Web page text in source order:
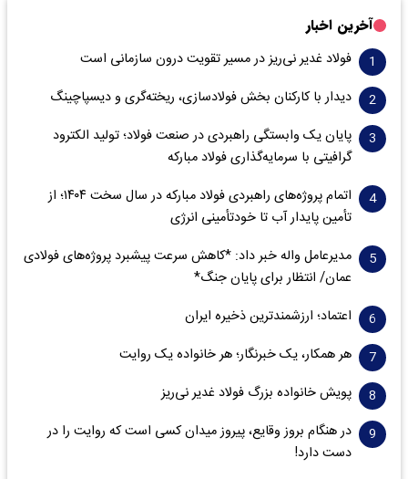
آخرین اخبار
فولاد غدیر نی‌ریز در مسیر تقویت درون سازمانی است
دیدار با کارکنان بخش فولادسازی، ریخته‌گری و دیسپاچینگ
پایان یک وابستگی راهبردی در صنعت فولاد؛ تولید الکترود
گرافیتی با سرمایه‌گذاری فولاد مبارکه
اتمام پروژه‌های راهبردی فولاد مبارکه در سال سخت ۱۴۰۴؛ از
تأمین پایدار آب تا خودتأمینی انرژی
مدیرعامل واله خبر داد: *کاهش سرعت پیشبرد پروژه‌های فولادی
عمان/ انتظار برای پایان جنگ*
اعتماد؛ ارزشمندترین ذخیره ایران
هر همکار، یک خبرنگار؛ هر خانواده یک روایت
پویش خانواده بزرگ فولاد غدیر نی‌ریز
در هنگام بروز وقایع، پیروز میدان کسی است که روایت را در
دست دارد!